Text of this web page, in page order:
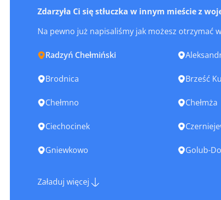
Zdarzyła Ci się stłuczka w innym mieście z
Na pewno już napisaliśmy jak możesz otrzymać
Radzyń Chełmiński
Brodnica Brześć
Chełmno Chełmża
Ciechocinek
Gniewkowo Golub-
Załaduj więcej